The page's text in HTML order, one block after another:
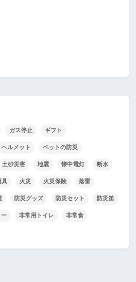
ガス停止 ギフト
ヘルメット ペットの防災
土砂災害 地震 懐中電灯 断水
具 火災 火災保険 落雷
防災グッズ 防災セット 防災笛
非常用トイレ 非常食